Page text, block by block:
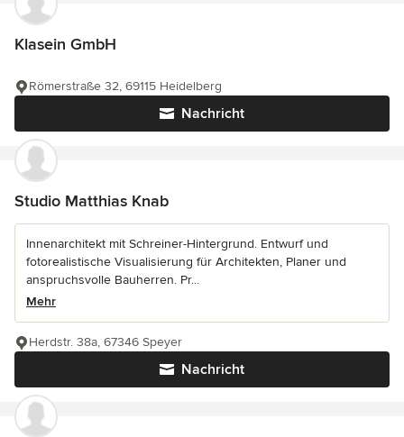
Klasein GmbH
Nachricht
Römerstraße 32, 69115 Heidelberg
Studio Matthias Knab
Innenarchitekt mit Schreiner-Hintergrund. Entwurf und
fotorealistische Visualisierung für Architekten, Planer und
anspruchsvolle Bauherren. Pr...
Mehr
Nachricht
Herdstr. 38a, 67346 Speyer